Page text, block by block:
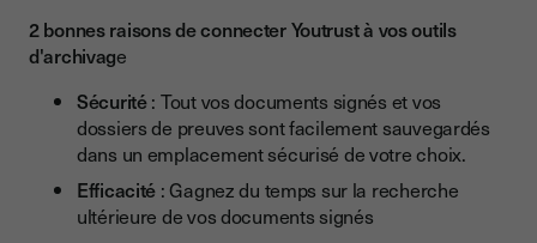
2 bonnes raisons de connecter Youtrust à vos outils
d'archivage
Sécurité: Tout vos documents signés et vos
dossiers de preuves sont facilement sauvegardés
dans un emplacement sécurisé de votre choix.
Efficacité : Gagnez du temps sur la recherche
ultérieure de vos documents signés